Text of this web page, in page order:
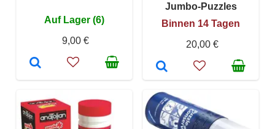
Auf Lager (6)
9,00 €
Jumbo-Puzzles
Binnen 14 Tagen
20,00 €